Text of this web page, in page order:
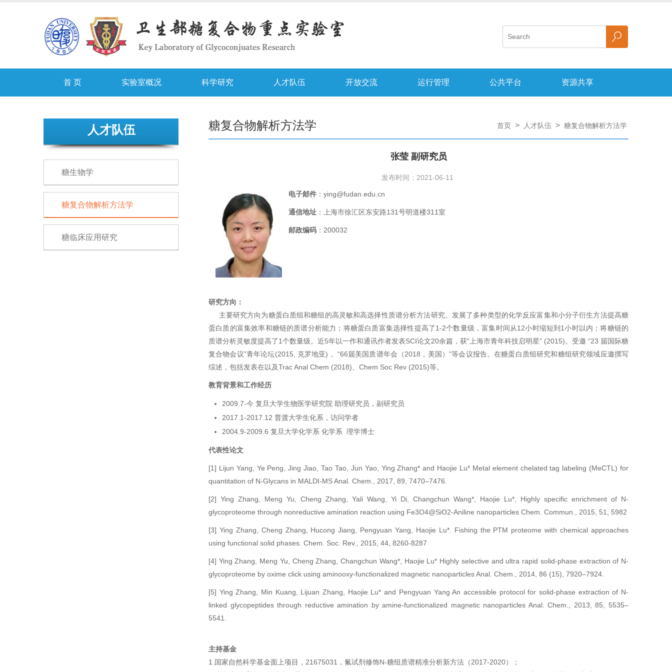
首 页 实验室概况 科学研究 人才队伍 开放交流 运行管理 公共平台 资源共享
人才队伍
糖生物学
糖复合物解析方法学
糖临床应用研究
糖复合物解析方法学 首页 > 人才队伍 > 糖复合物解析方法学
张莹 副研究员
发布时间：2021-06-11
电子邮件 ：ying@fudan.edu.cn
通信地址 ：上海市徐汇区东安路131号明道楼311室
邮政编码 ：200032
研究方向：
主要研究方向为糖蛋白质组和糖组的高灵敏和高选择性质谱分析方法研究。发展了多种类型的化学反应富集和小分子衍生方法提高糖
蛋白质的富集效率和糖链的质谱分析能力；将糖蛋白质富集选择性提高了1-2个数量级，富集时间从12小时缩短到1小时以内；将糖链的
质谱分析灵敏度提高了1个数量级。近5年以一作和通讯作者发表SCI论文20余篇，获“上海市青年科技启明星” (2015)。受邀 “23 届国际糖
复合物会议”青年论坛(2015, 克罗地亚)， “66届美国质谱年会（2018，美国）”等会议报告。在糖蛋白质组研究和糖组研究领域应邀撰写
综述，包括发表在以及Trac Anal Chem (2018)、Chem Soc Rev (2015)等。
教育背景和工作经历
2009.7-今 复旦大学生物医学研究院 助理研究员，副研究员
2017.1-2017.12 普渡大学生化系，访问学者
2004.9-2009.6 复旦大学化学系 化学系 理学博士
代表性论文
[1] Lijun Yang, Ye Peng, Jing Jiao, Tao Tao, Jun Yao, Ying Zhang* and Haojie Lu* Metal element chelated tag labeling (MeCTL) for
quantitation of N-Glycans in MALDI-MS Anal. Chem., 2017, 89, 7470–7476.
[2] Ying Zhang, Meng Yu, Cheng Zhang, Yali Wang, Yi Di, Changchun Wang*, Haojie Lu*, Highly specific enrichment of N-
glycoproteome through nonreductive amination reaction using Fe3O4@SiO2-Aniline nanoparticles Chem. Commun., 2015, 51, 5982
[3] Ying Zhang, Cheng Zhang, Hucong Jiang, Pengyuan Yang, Haojie Lu*. Fishing the PTM proteome with chemical approaches
using functional solid phases. Chem. Soc. Rev., 2015, 44, 8260-8287
[4] Ying Zhang, Meng Yu, Cheng Zhang, Changchun Wang*, Haojie Lu* Highly selective and ultra rapid solid-phase extraction of N-
glycoproteome by oxime click using aminooxy-functionalized magnetic nanoparticles Anal. Chem., 2014, 86 (15), 7920–7924.
[5] Ying Zhang, Min Kuang, Lijuan Zhang, Haojie Lu* and Pengyuan Yang An accessible protocol for solid-phase extraction of N-
linked glycopeptides through reductive amination by amine-functionalized magnetic nanoparticles Anal. Chem., 2013, 85, 5535–
5541.
主持基金
1.国家自然科学基金面上项目，21675031，氟试剂修饰N-糖组质谱精准分析新方法（2017-2020）；